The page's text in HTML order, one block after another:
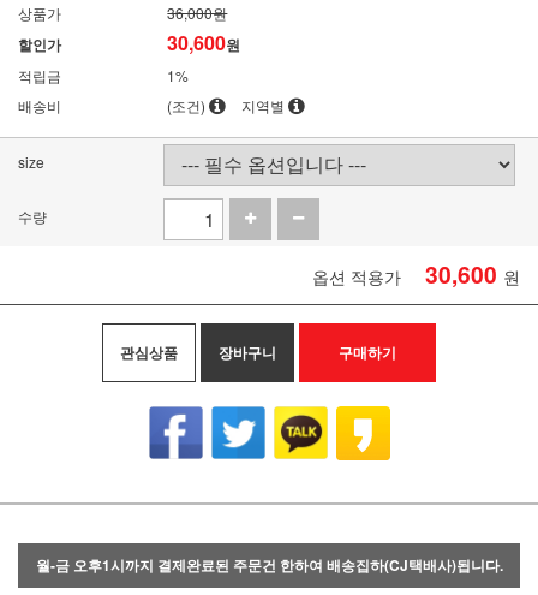
상품가 36,000원
할인가 30,600원
적립금
1%
배송비
(조건) 지역별
size
수량
옵션 적용가 30,600 원
관심상품 장바구니 구매하기
월-금 오후1시까지 결제완료된 주문건 한하여 배송집하(CJ택배사)됩니다.